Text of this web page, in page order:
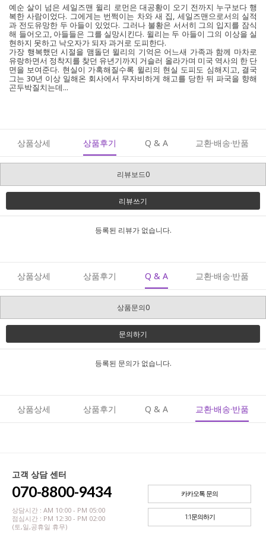
예순 살이 넘은 세일즈맨 윌리 로먼은 대공황이 오기 전까지 누구보다 행
복한 사람이었다. 그에게는 번쩍이는 차와 새 집, 세일즈맨으로서의 실적
과 전도유망한 두 아들이 있었다. 그러나 불황은 서서히 그의 입지를 잠식
해 들어오고, 아들들은 그를 실망시킨다. 윌리는 두 아들이 그의 이상을 실
현하지 못하고 낙오자가 되자 과거로 도피한다.
가장 행복했던 시절을 맴돌던 윌리의 기억은 어느새 가족과 함께 마차로
유랑하면서 정착지를 찾던 유년기까지 거슬러 올라가며 미국 역사의 한 단
면을 보여준다. 현실이 가혹해질수록 윌리의 현실 도피도 심해지고, 결국
그는 30년 이상 일해온 회사에서 무자비하게 해고를 당한 뒤 파국을 향해
곤두박질치는데...
상품상세 상품후기 Q & A 교환·배송·반품
리뷰보드0
리뷰쓰기
등록된 리뷰가 없습니다.
상품상세 상품후기 Q & A 교환·배송·반품
상품문의0
문의하기
등록된 문의가 없습니다.
상품상세 상품후기 Q & A 교환·배송·반품
고객 상담 센터
070-8800-9434
상담시간 : AM 10:00 - PM 05:00
점심시간 : PM 12:30 - PM 02:00
(토,일,공휴일 휴무)
카카오톡 문의
1:1문의하기